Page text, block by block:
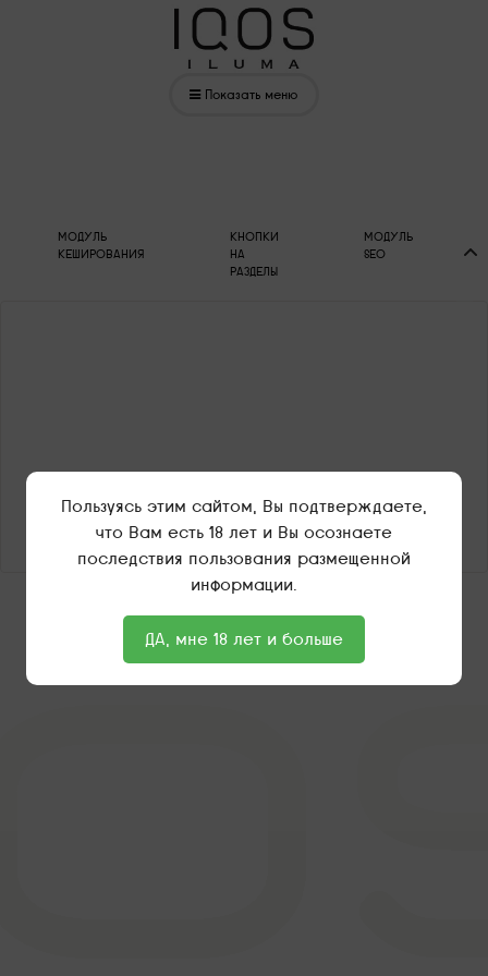
Показать меню
МОДУЛЬ
КЕШИРОВАНИЯ
КНОПКИ
НА
РАЗДЕЛЫ
МОДУЛЬ
SEO
Пользуясь этим сайтом, Вы подтверждаете,
что Вам есть 18 лет и Вы осознаете
последствия пользования размещенной
информации.
ДА, мне 18 лет и больше